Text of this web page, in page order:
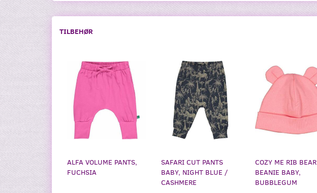
TILBEHØR
ALFA VOLUME PANTS,
FUCHSIA
SAFARI CUT PANTS
BABY, NIGHT BLUE /
CASHMERE
COZY ME RIB BEAR
BEANIE BABY,
BUBBLEGUM